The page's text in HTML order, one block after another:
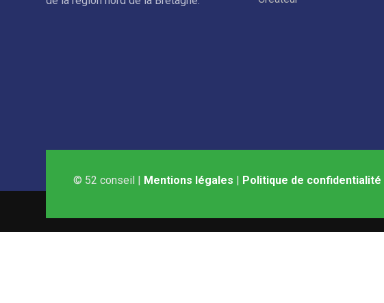
© 52 conseil | Mentions légales | Politique de confidentialité